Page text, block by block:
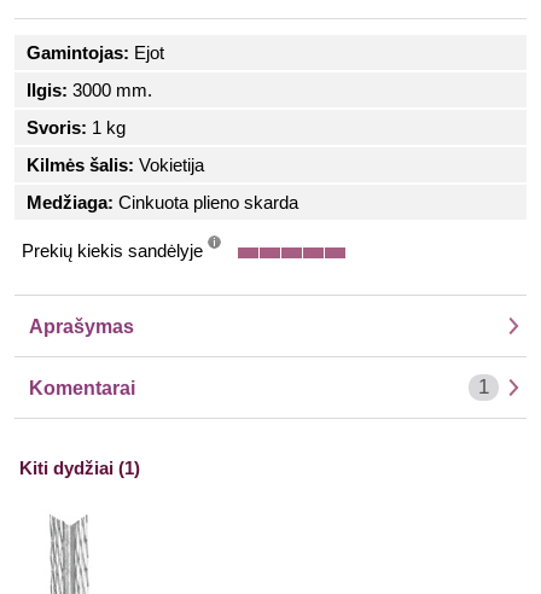
Gamintojas: Ejot
Ilgis: 3000 mm.
Svoris: 1 kg
Kilmės šalis: Vokietija
Medžiaga: Cinkuota plieno skarda
Prekių kiekis sandėlyje
Aprašymas
Komentarai 1
Kiti dydžiai (1)